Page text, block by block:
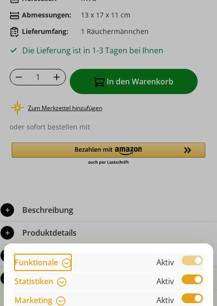
Abmessungen:
13 x 17 x 11 cm
Lieferumfang:
1 Räuchermännchen
Die Lieferung ist in 1-3 Tagen bei Ihnen
Produkt Anzahl: Gib den gewünschten
In den Warenkorb
Zum Merkzettel hinzufügen
oder sofort bestellen mit
Beschreibung
Produktdetails
Bewertungen
Fragen zum Produkt
Funktionale
Aktiv
Statistiken
Aktiv
Marketing
Aktiv